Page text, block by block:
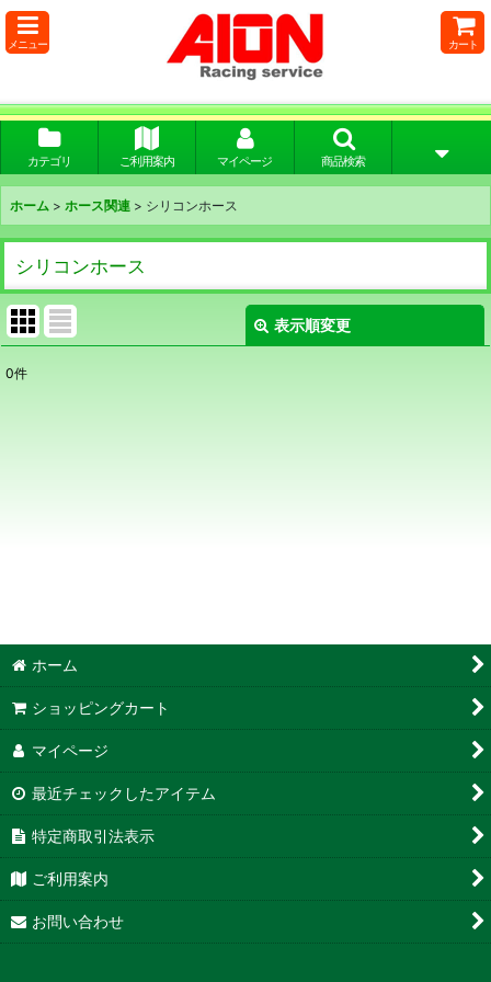
メニュー カート
カテゴリ ご利用案内 マイページ 商品検索
ホーム > ホース関連 > シリコンホース
シリコンホース
表示順変更
0件
ホーム
ショッピングカート
マイページ
最近チェックしたアイテム
特定商取引法表示
ご利用案内
お問い合わせ